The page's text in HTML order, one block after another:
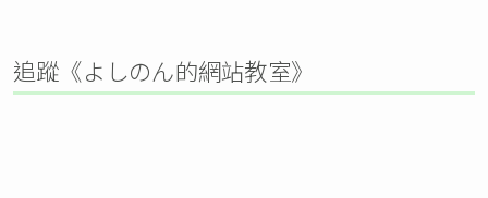
追蹤《よしのん的網站教室》